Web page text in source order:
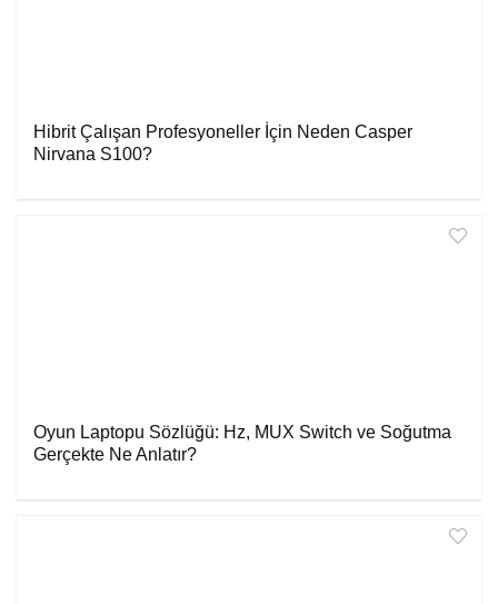
Hibrit Çalışan Profesyoneller İçin Neden Casper
Nirvana S100?
Oyun Laptopu Sözlüğü: Hz, MUX Switch ve Soğutma
Gerçekte Ne Anlatır?